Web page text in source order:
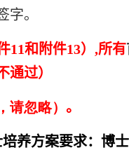
。
11和附件13）,所有
过）
请忽略） 。
养方案要求： 博